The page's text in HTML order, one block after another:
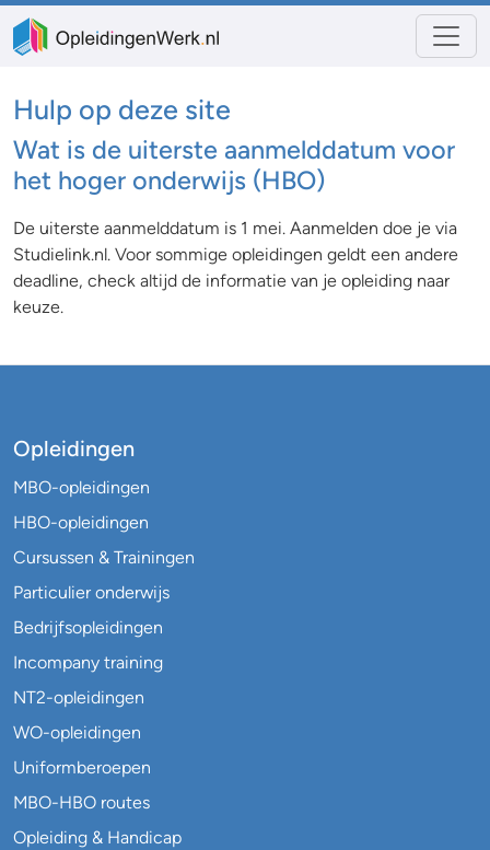
Hulp op deze site
Wat is de uiterste aanmelddatum voor
het hoger onderwijs (HBO)
De uiterste aanmelddatum is 1 mei. Aanmelden doe je via
Studielink.nl. Voor sommige opleidingen geldt een andere
deadline, check altijd de informatie van je opleiding naar
keuze.
Opleidingen
MBO-opleidingen
HBO-opleidingen
Cursussen & Trainingen
Particulier onderwijs
Bedrijfsopleidingen
Incompany training
NT2-opleidingen
WO-opleidingen
Uniformberoepen
MBO-HBO routes
Opleiding & Handicap